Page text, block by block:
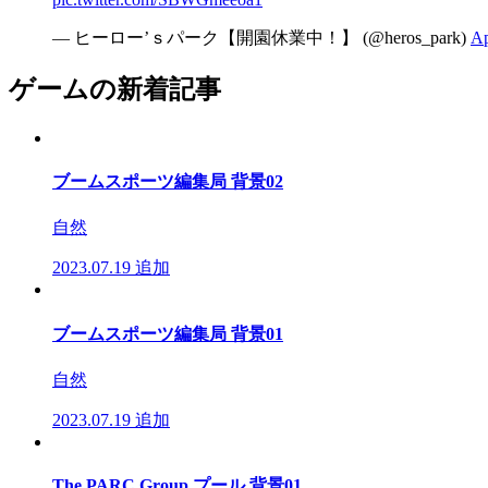
— ヒーロー’ｓパーク【開園休業中！】 (@heros_park)
ゲームの新着記事
ブームスポーツ編集局 背景02
自然
2023.07.19 追加
ブームスポーツ編集局 背景01
自然
2023.07.19 追加